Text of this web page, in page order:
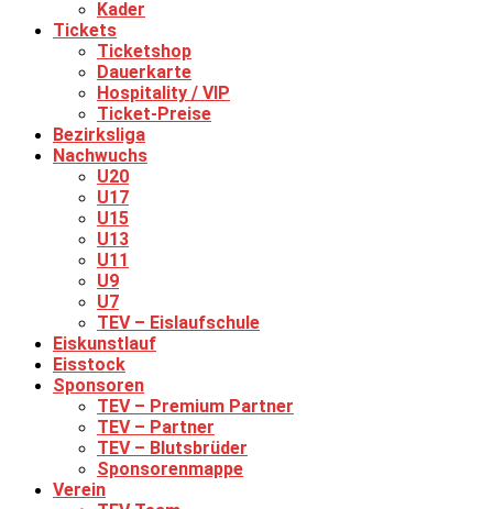
Kader
Tickets
Ticketshop
Dauerkarte
Hospitality / VIP
Ticket-Preise
Bezirksliga
Nachwuchs
U20
U17
U15
U13
U11
U9
U7
TEV – Eislaufschule
Eiskunstlauf
Eisstock
Sponsoren
TEV – Premium Partner
TEV – Partner
TEV – Blutsbrüder
Sponsorenmappe
Verein